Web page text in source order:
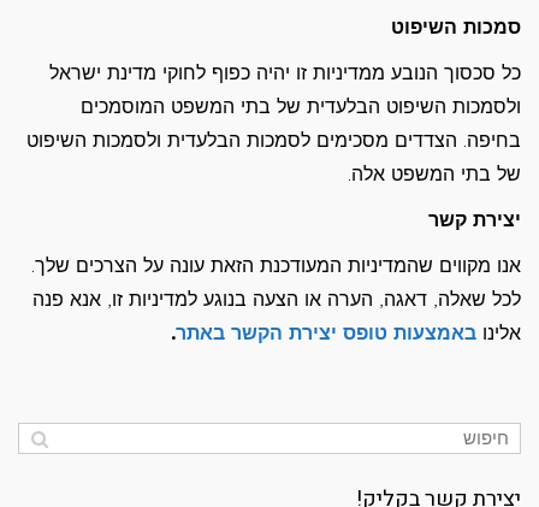
סמכות השיפוט
כל סכסוך הנובע ממדיניות זו יהיה כפוף לחוקי מדינת ישראל
ולסמכות השיפוט הבלעדית של בתי המשפט המוסמכים
בחיפה. הצדדים מסכימים לסמכות הבלעדית ולסמכות השיפוט
של בתי המשפט אלה.
יצירת קשר
אנו מקווים שהמדיניות המעודכנת הזאת עונה על הצרכים שלך.
לכל שאלה, דאגה, הערה או הצעה בנוגע למדיניות זו, אנא פנה
אלינו באמצעות טופס יצירת הקשר באתר.
יצירת קשר בקליק!